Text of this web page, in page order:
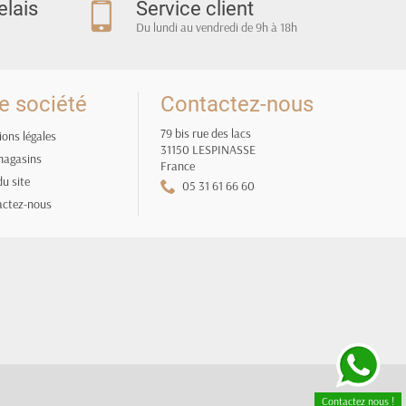
Service client
Du lundi au vendredi de 9h à 18h
société
légales
site
nous
Contactez-nous
79 bis rue des lacs
31150 LESPINASSE
France
05 31 61 66 60
Contactez nous !